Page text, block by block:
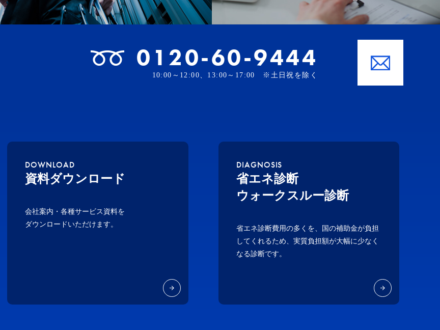
0120-60-9444
10:00～12:00、13:00～17:00 ※土日祝を除く
DOWNLOAD
資料ダウンロード
会社案内・各種サービス資料を
ダウンロードいただけます。
DIAGNOSIS
省エネ診断
ウォークスルー診断
省エネ診断費用の多くを、国の補助金が負担
してくれるため、実質負担額が大幅に少なく
なる診断です。